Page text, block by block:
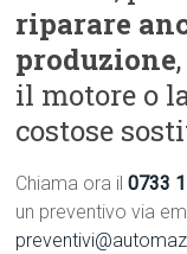
riparare
produzione
il motore o
costose
Chiama ora il0733
un preventivo via